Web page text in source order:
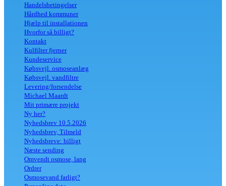
Handelsbetingelser
Hårdhed kommuner
Hjælp til installationen
Hvorfor så billigt?
Kontakt
Kulfilter fjerner
Kundeservice
Købsvejl. osmoseanlæg
Købsvejl. vandfiltre
Levering/forsendelse
Michael Maardt
Mit primære projekt
Ny her?
Nyhedsbrev 10.5.2026
Nyhedsbrev, Tilmeld
Nyhedsbreve: billigt
Næste sending
Omvendt osmose, lang
Ordrer
Osmosevand farligt?